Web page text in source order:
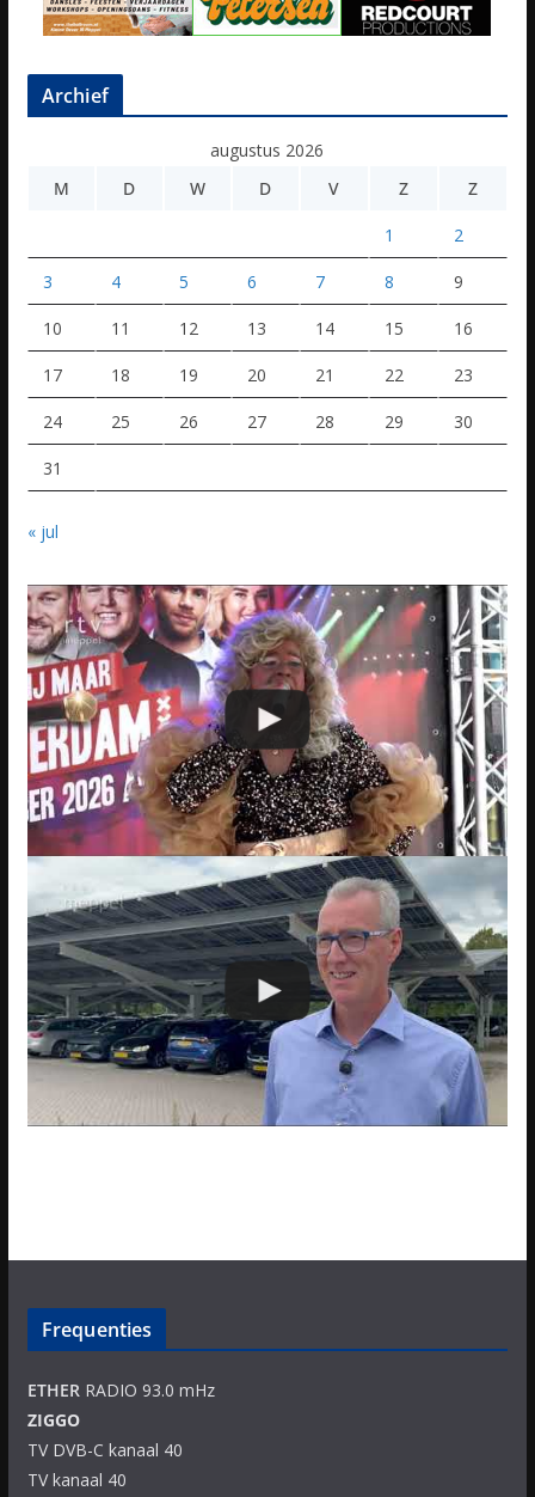
Archief
augustus 2026
M
D W D V Z Z
1 2
3 4 5 6 7 8 9
10 11 12 13 14 15 16
17 18 19 20 21 22 23
24 25 26 27 28 29 30
31
« jul
Frequenties
ETHERRADIO 93.0 mHz
ZIGGO
TV DVB-C kanaal 40
TV kanaal 40